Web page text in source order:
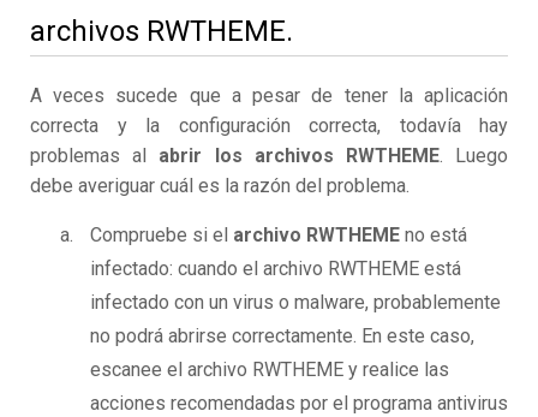
archivos RWTHEME.
A veces sucede que a pesar de tener la aplicación
correcta y la configuración correcta, todavía hay
problemas al abrir los archivos RWTHEME. Luego
debe averiguar cuál es la razón del problema.
Compruebe si el archivo RWTHEME no está
infectado: cuando el archivo RWTHEME está
infectado con un virus o malware, probablemente
no podrá abrirse correctamente. En este caso,
escanee el archivo RWTHEME y realice las
acciones recomendadas por el programa antivirus